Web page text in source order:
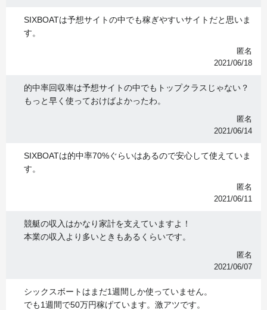
SIXBOATは予想サイトの中でも稼ぎやすいサイトだと思いま
す。
匿名
2021/06/18
的中率回収率は予想サイトの中でもトップクラスじゃない？
もっと早く使っておけばよかったわ。
匿名
2021/06/14
SIXBOATは的中率70%ぐらいはあるので安心して使えていま
す。
匿名
2021/06/11
競艇の収入はかなり家計を支えていますよ！
本業の収入より多いときもあるくらいです。
匿名
2021/06/07
シックスボートはまだ1週間しか使っていません。
でも1週間で50万円稼げています。激アツです。